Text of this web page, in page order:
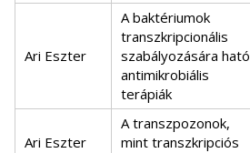
Ari Eszter
A baktériumok
transzkripcionális
szabályozására ható
antimikrobiális
terápiák
Ari Eszter
A transzpozonok,
mint transzkripciós